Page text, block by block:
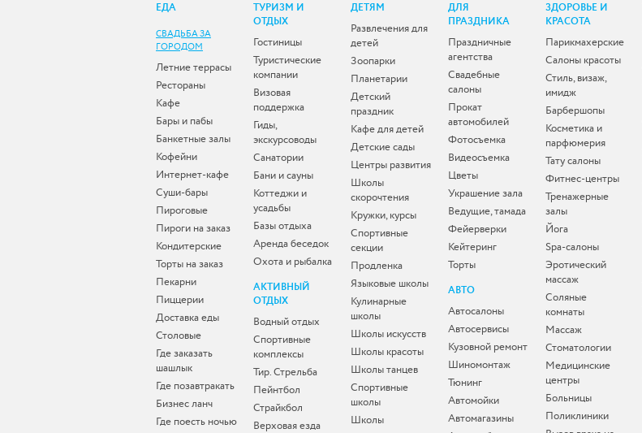
ЕДА
СВАДЬБА ЗА
ГОРОДОМ
Летние террасы
Рестораны
Кафе
Бары и пабы
Банкетные залы
Кофейни
Интернет-кафе
Суши-бары
Пироговые
Пироги на заказ
Кондитерские
Торты на заказ
Пекарни
Пиццерии
Доставка еды
Столовые
Где заказать
шашлык
Где позавтракать
Бизнес ланч
Где поесть ночью
ТУРИЗМ И
ОТДЫХ
Гостиницы
Туристические
компании
Визовая
поддержка
Гиды,
экскурсоводы
Санатории
Бани и сауны
Коттеджи и
усадьбы
Базы отдыха
Аренда беседок
Охота и рыбалка
АКТИВНЫЙ
ОТДЫХ
Водный отдых
Спортивные
комплексы
Тир. Стрельба
Пейнтбол
Страйкбол
Верховая езда
ДЕТЯМ
Развлечения для
детей
Зоопарки
Планетарии
Детский
праздник
Кафе для детей
Детские сады
Центры развития
Школы
скорочтения
Кружки, курсы
Спортивные
секции
Продленка
Языковые школы
Кулинарные
школы
Школы искусств
Школы красоты
Школы танцев
Спортивные
школы
Школы
ДЛЯ
ПРАЗДНИКА
Праздничные
агентства
Свадебные
салоны
Прокат
автомобилей
Фотосъемка
Видеосъемка
Цветы
Украшение зала
Ведущие, тамада
Фейерверки
Кейтеринг
Торты
АВТО
Автосалоны
Автосервисы
Кузовной ремонт
Шиномонтаж
Тюнинг
Автомойки
Автомагазины
ЗДОРОВЬЕ И
КРАСОТА
Парикмахерские
Салоны красоты
Стиль, визаж,
имидж
Барбершопы
Косметика и
парфюмерия
Тату салоны
Фитнес-центры
Тренажерные
залы
Йога
Spa-салоны
Эротический
массаж
Соляные
комнаты
Массаж
Стоматологии
Медицинские
центры
Больницы
Поликлиники